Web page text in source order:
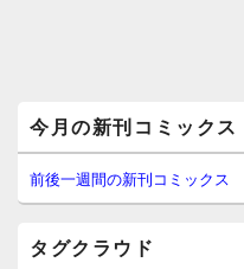
イ
ン
サ
イ
今月の新刊コミックス
前後一週間の新刊コミックス
タグクラウド